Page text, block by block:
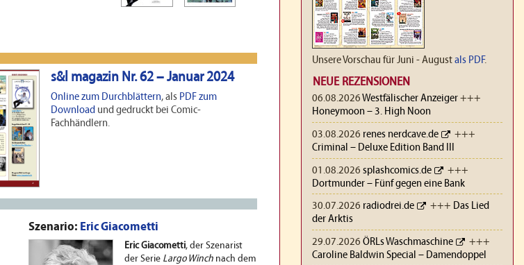
s&l magazin Nr. 62 – Januar 2024
Online zum Durchblättern, als PDF zum
Download und gedruckt bei Comic-
Fachhändlern.
Szenario: Eric Giacometti
Eric Giacometti, der Szenarist
der Serie Largo Winchnach dem
Unsere Vorschau für Juni - Augustals PDF.
NEUE REZENSIONEN
06.08.2026Westfälischer Anzeiger+++
Honeymoon – 3. High Noon
03.08.2026 renes nerdcave.de
+++
Criminal – Deluxe Edition Band III
01.08.2026 splashcomics.de
+++
Dortmunder – Fünf gegen eine Bank
30.07.2026 radiodrei.de +++ Das Lied
der Arktis
29.07.2026 ÖRLs Waschmaschine
+++
Caroline Baldwin Special – Damendoppel